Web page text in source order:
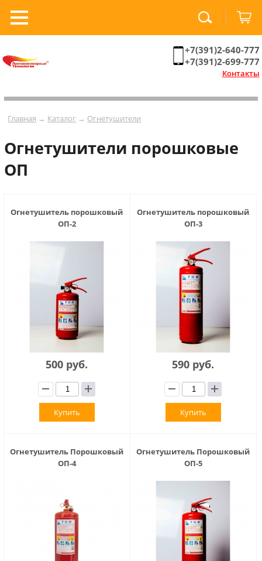
+7(391)2-640-777
+7(391)2-699-777
Контакты
Главная → Каталог → Огнетушители
Огнетушители порошковые
ОП
Огнетушитель порошковый
ОП-2
500 руб.
Купить
Огнетушитель порошковый
ОП-3
590 руб.
Купить
Огнетушитель Порошковый
ОП-4
Огнетушитель Порошковый
ОП-5